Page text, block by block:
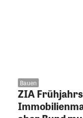
Bauen
ZIA